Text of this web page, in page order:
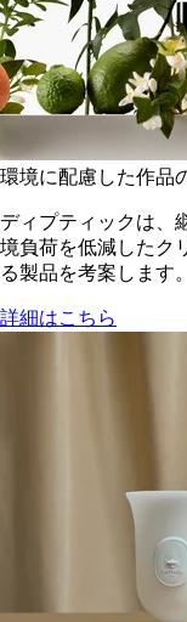
環境に配慮した作品
ディプティックは、
境負荷を低減した​ク
る製品を考案します。
詳細はこちら